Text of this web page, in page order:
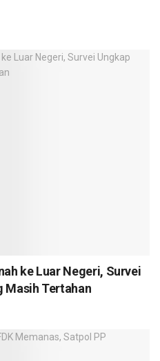
ke Luar Negeri, Survei
Masih Tertahan